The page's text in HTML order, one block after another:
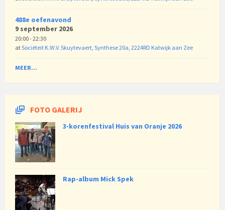
488e oefenavond
9 september 2026
20:00 - 22:30
atSociëteit K.W.V. Skuytevaert, Synthese 20a, 2224RD Katwijk aan Zee
MEER...
FOTO GALERIJ
3-korenfestival Huis van Oranje 2026
Rap-album Mick Spek